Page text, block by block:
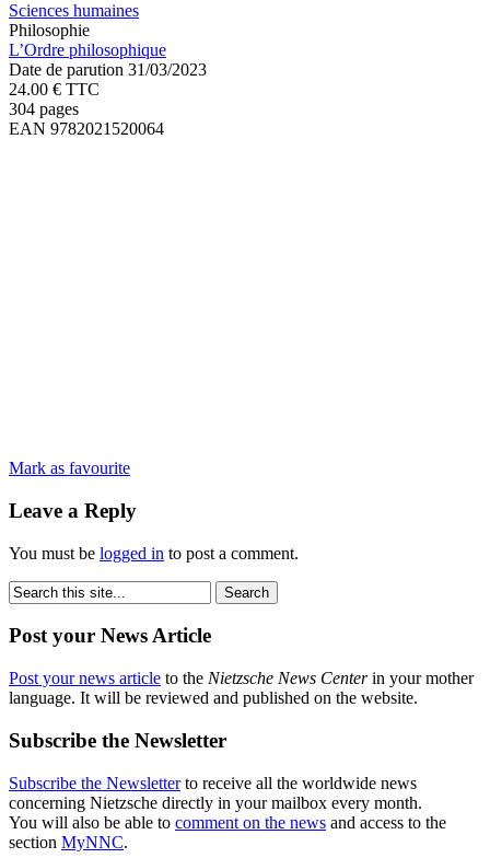
Sciences humaines
Philosophie
L’Ordre philosophique
Date de parution 31/03/2023
24.00 € TTC
304 pages
EAN 9782021520064
Mark as favourite
Leave a Reply
You must be logged in to post a comment.
Post your News Article
Post your news article to the Nietzsche News Centerin your mother
language. It will be reviewed and published on the website.
Subscribe the Newsletter
Subscribe the Newsletterto receive all the worldwide news
concerning Nietzsche directly in your mailbox every month.
You will also be able to comment on the news and access to the
section MyNNC.